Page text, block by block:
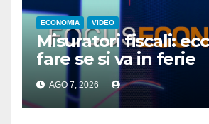
ECONOMIA VIDEO
Misuratori fiscali:
fare se si va in ferie
AGO 7, 2026